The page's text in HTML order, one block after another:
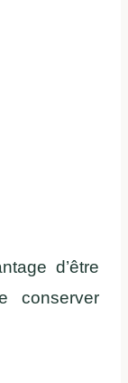
d’être
conserver